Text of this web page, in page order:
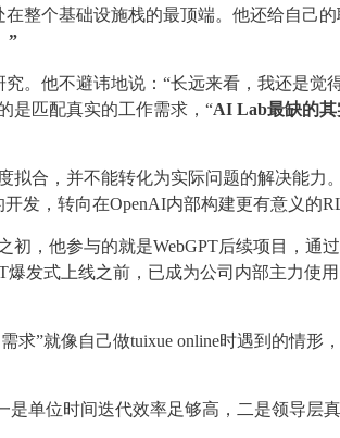
在整个基础设施栈的最顶端。他还给自己
”
。他不避讳地说：“长远来看，我还是觉
是匹配真实的工作需求，“AI Lab最缺的其
拟合，并不能转化为实际问题的解决能力
发，转向在OpenAI内部构建更有意义的
初，他参与的就是WebGPT后续项目，通
发式上线之前，已成为公司内部主力使用
求”就像自己做tuixue online时遇到的情形
单位时间迭代效率足够高，二是领导层